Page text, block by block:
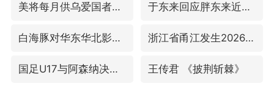
美将每月供乌爱国者拦截导弹 于东来回应胖东来近25年老店年底关闭
白海豚对华东华北影响会大于巴威 浙江省甬江发生2026年第1号洪水
国足U17与阿森纳决赛取消 并列冠军 王传君 《披荆斩棘》